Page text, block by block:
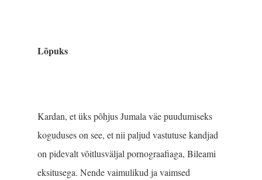
Lõpuks
Kardan, et üks põhjus Jumala väe puudumiseks
koguduses on see, et nii paljud vastutuse kandjad
on pidevalt võitlusväljal pornograafiaga, Bileami
eksitusega. Nende vaimulikud ja vaimsed